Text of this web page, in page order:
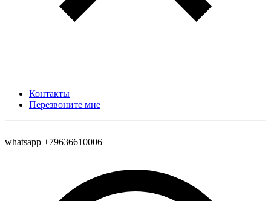
Контакты
Перезвоните мне
whatsapp +79636610006